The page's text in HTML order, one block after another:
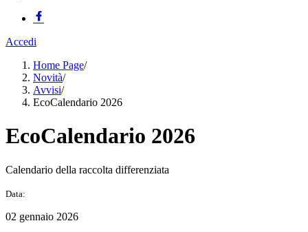
Accedi
Home Page/
Novità/
Avvisi/
EcoCalendario 2026
EcoCalendario 2026
Calendario della raccolta differenziata
Data:
02 gennaio 2026